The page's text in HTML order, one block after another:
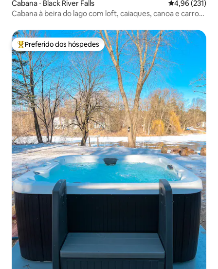
Cabana ⋅ Black River Falls 4,96 de uma
4,96 (231)
Cabana à beira do lago com loft, caiaques, canoa e carro
Entre os melhores preferidos dos hóspedes
Preferido dos hóspedes